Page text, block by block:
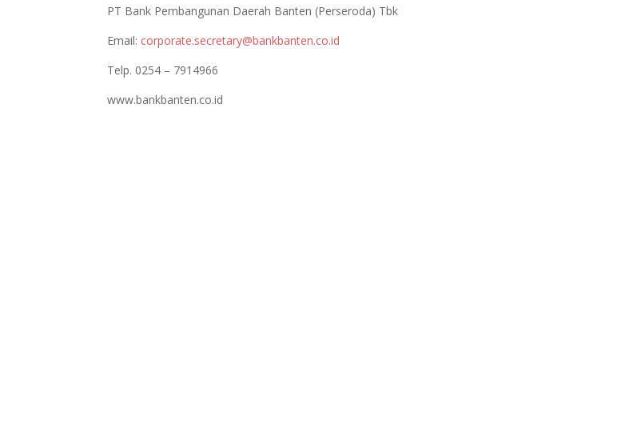
PT Bank Pembangunan Daerah Banten (Perseroda) Tbk
Email: corporate.secretary@bankbanten.co.id
Telp. 0254 – 7914966
www.bankbanten.co.id